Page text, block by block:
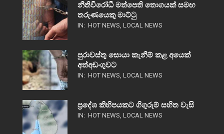
නීතිවිරෝධී මත්පෙති තොගයක් සමඟ
තරුණයෙකු මාට්ටු
IN: HOT NEWS, LOCAL NEWS
පුරාවස්තු සොයා කැනීම් කළ අයෙක්
අත්අඩංගුවට
IN: HOT NEWS, LOCAL NEWS
ප්‍රදේශ කිහිපයකට ගිගුරුම් සහිත වැසි
IN: HOT NEWS, LOCAL NEWS